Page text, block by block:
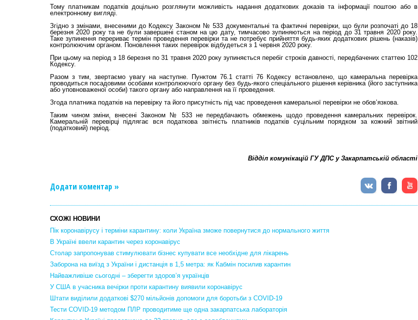
Тому платникам податків доцільно розглянути можливість надання додаткових доказів та інформації поштою або в
електронному вигляді.
Згідно з змінами, внесеними до Кодексу Законом № 533 документальні та фактичні перевірки, що були розпочаті до 18
березня 2020 року та не були завершені станом на цю дату, тимчасово зупиняються на період до 31 травня 2020 року.
Таке зупинення перериває термін проведення перевірки та не потребує прийняття будь-яких додаткових рішень (наказів)
контролюючим органом. Поновлення таких перевірок відбудеться з 1 червня 2020 року.
При цьому на період з 18 березня по 31 травня 2020 року зупиняється перебіг строків давності, передбачених статтею 102
Кодексу.
Разом з тим, звертаємо увагу на наступне. Пунктом 76.1 статті 76 Кодексу встановлено, що камеральна перевірка
проводиться посадовими особами контролюючого органу без будь-якого спеціального рішення керівника (його заступника
або уповноваженої особи) такого органу або направлення на її проведення.
Згода платника податків на перевірку та його присутність під час проведення камеральної перевірки не обов’язкова.
Таким чином зміни, внесені Законом № 533 не передбачають обмежень щодо проведення камеральних перевірок.
Камеральній перевірці підлягає вся податкова звітність платників податків суцільним порядком за кожний звітний
(податковий) період.
Відділ комунікацій ГУ ДПС у Закарпатській області
Додати коментар »
СХОЖІ НОВИНИ
Пік коронавірусу і терміни карантину: коли Україна зможе повернутися до нормального життя
В Україні ввели карантин через коронавірус
Столар запропонував стимулювати бізнес купувати все необхідне для лікарень
Заборона на виїзд з України і дистанція в 1,5 метра: як Кабмін посилив карантин
Найважливіше сьогодні – зберегти здоров’я українців
У США в учасника вечірки проти карантину виявили коронавірус
Штати виділили додаткові $270 мільйонів допомоги для боротьби з COVID-19
Тести COVID-19 методом ПЛР проводитиме ще одна закарпатська лабораторія